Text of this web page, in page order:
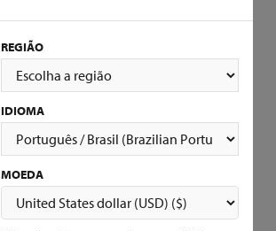
REGIÃO
IDIOMA
MOEDA